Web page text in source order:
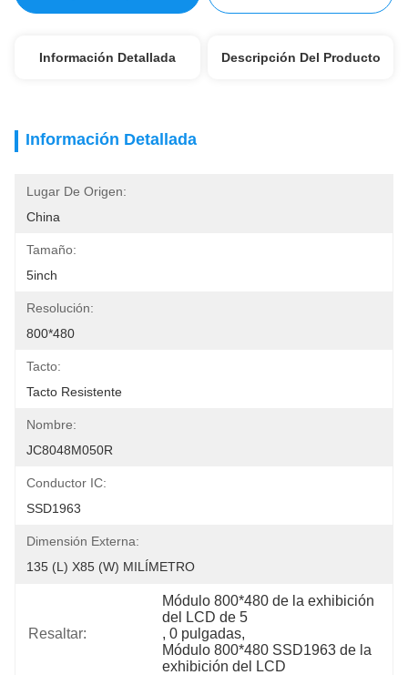
Información Detallada Descripción Del Producto
Información Detallada
Lugar De Origen:
China
Tamaño:
5inch
Resolución:
800*480
Tacto:
Tacto Resistente
Nombre:
JC8048M050R
Conductor IC:
SSD1963
Dimensión Externa:
135 (L) X85 (W) MILÍMETRO
Resaltar:
Módulo 800*480 de la exhibición
del LCD de 5
, 0 pulgadas,
Módulo 800*480 SSD1963 de la
exhibición del LCD